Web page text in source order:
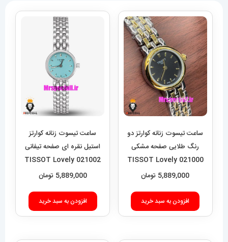
ساعت تیسوت زنانه کوارتز دو
رنگ طلایی صفحه مشکی
021000 TISSOT Lovely
5,889,000 تومان
افزودن به سبد خرید
ساعت تیسوت زنانه کوارتز
استیل نقره ای صفحه تیفانی
021002 TISSOT Lovely
5,889,000 تومان
افزودن به سبد خرید